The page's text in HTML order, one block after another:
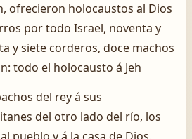
ofrecieron holocaustos al Dios
por todo Israel, noventa y
y siete corderos, doce machos
todo el holocausto á Jeh
del rey á sus
del otro lado del río, los